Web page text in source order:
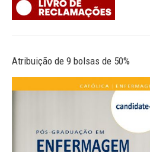
Atribuição de 9 bolsas de 50%